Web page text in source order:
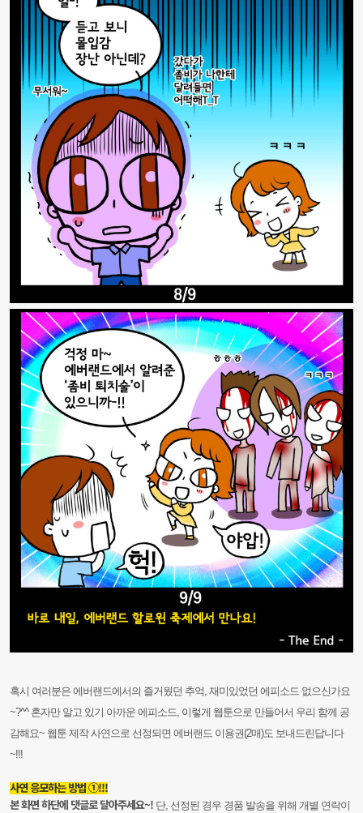
혹시 여러분은 에버랜드에서의 즐거웠던 추억, 재미있었던 에피소드 없으신가요
~?^^ 혼자만 알고 있기 아까운 에피소드, 이렇게 웹툰으로 만들어서 우리 함께 공
감해요~ 웹툰 제작 사연으로 선정되면 에버랜드 이용권(2매)도 보내드린답니다
~!!!
사연 응모하는 방법 ①!!!
본 화면 하단에 댓글로 달아주세요~! 단, 선정된 경우 경품 발송을 위해 개별 연락이